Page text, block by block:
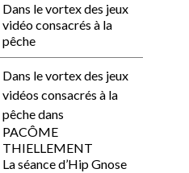
Dans le vortex des jeux
vidéo consacrés à la
pêche
Dans le vortex des jeux
vidéos consacrés à la
pêchedans
PACÔME
THIELLEMENT
La séance d’Hip Gnose